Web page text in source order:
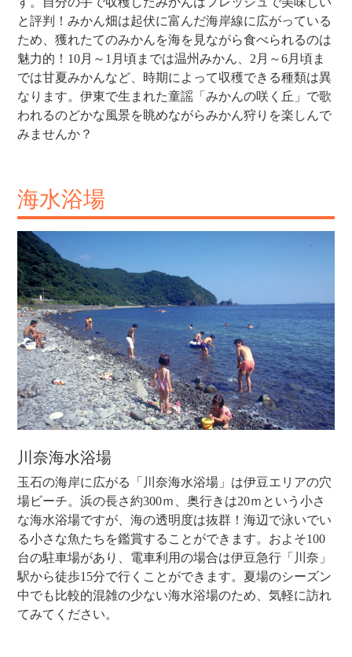
と評判！みかん畑は起伏に富んだ海岸線に広がっている
ため、獲れたてのみかんを海を見ながら食べられるのは
魅力的！10月～1月頃までは温州みかん、2月～6月頃ま
では甘夏みかんなど、時期によって収穫できる種類は異
なります。伊東で生まれた童謡「みかんの咲く丘」で歌
われるのどかな風景を眺めながらみかん狩りを楽しんで
みませんか？
海水浴場
川奈海水浴場
玉石の海岸に広がる「川奈海水浴場」は伊豆エリアの穴
場ビーチ。浜の長さ約300ｍ、奥行きは20ｍという小さ
な海水浴場ですが、海の透明度は抜群！海辺で泳いでい
る小さな魚たちを鑑賞することができます。およそ100
台の駐車場があり、電車利用の場合は伊豆急行「川奈」
駅から徒歩15分で行くことができます。夏場のシーズン
中でも比較的混雑の少ない海水浴場のため、気軽に訪れ
てみてください。